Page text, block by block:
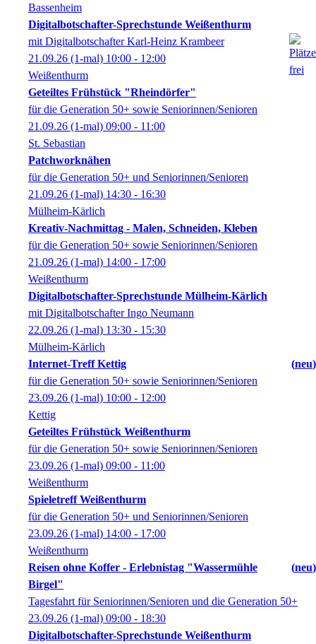
Bassenheim
Digitalbotschafter-Sprechstunde Weißenthurm
mit Digitalbotschafter Karl-Heinz Krambeer
21.09.26 (1-mal) 10:00 - 12:00
Weißenthurm
Geteiltes Frühstück "Rheindörfer"
für die Generation 50+ sowie Seniorinnen/Senioren
21.09.26 (1-mal) 09:00 - 11:00
St. Sebastian
Patchworknähen
für die Generation 50+ und Seniorinnen/Senioren
21.09.26 (1-mal) 14:30 - 16:30
Mülheim-Kärlich
Kreativ-Nachmittag - Malen, Schneiden, Kleben
für die Generation 50+ sowie Seniorinnen/Senioren
21.09.26 (1-mal) 14:00 - 17:00
Weißenthurm
Digitalbotschafter-Sprechstunde Mülheim-Kärlich
mit Digitalbotschafter Ingo Neumann
22.09.26 (1-mal) 13:30 - 15:30
Mülheim-Kärlich
Internet-Treff Kettig
neu
für die Generation 50+ sowie Seniorinnen/Senioren
23.09.26 (1-mal) 10:00 - 12:00
Kettig
Geteiltes Frühstück Weißenthurm
für die Generation 50+ sowie Seniorinnen/Senioren
23.09.26 (1-mal) 09:00 - 11:00
Weißenthurm
Spieletreff Weißenthurm
für die Generation 50+ und Seniorinnen/Senioren
23.09.26 (1-mal) 14:00 - 17:00
Weißenthurm
Reisen ohne Koffer - Erlebnistag "Wassermühle
Birgel"
neu
Tagesfahrt für Seniorinnen/Senioren und die Generation 50+
23.09.26 (1-mal) 09:00 - 18:30
Digitalbotschafter-Sprechstunde Weißenthurm